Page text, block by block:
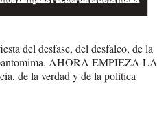
del desfase, del desfalco, de la
AHORA EMPIEZA LA
de la verdad y de la política